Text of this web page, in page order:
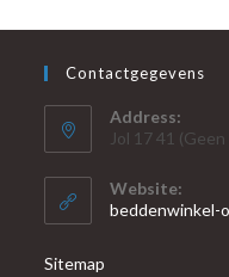
Contactgegevens
Address:
Jol 17 41
Website:
beddenwinkel-
Sitemap